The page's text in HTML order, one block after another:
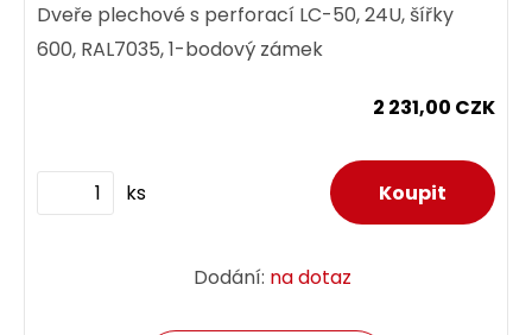
Dveře plechové s perforací LC-50, 24U, šířky
600, RAL7035, 1-bodový zámek
2 231,00 CZK
ks
Dodání: na dotaz